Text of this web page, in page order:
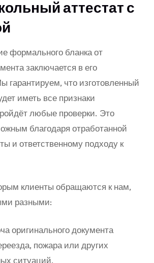
аттестат с
формального бланка от
заключается в его
гарантируем, что изготовленный
иметь все признаки
любые проверки. Это
благодаря отработанной
и ответственному подходу к
клиенты обращаются к нам,
разными:
оригинального документа
пожара или других
ситуаций.